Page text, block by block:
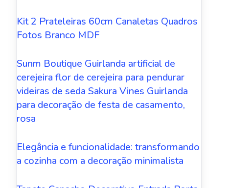
Kit 2 Prateleiras 60cm Canaletas Quadros
Fotos Branco MDF
Sunm Boutique Guirlanda artificial de
cerejeira flor de cerejeira para pendurar
videiras de seda Sakura Vines Guirlanda
para decoração de festa de casamento,
rosa
Elegância e funcionalidade: transformando
a cozinha com a decoração minimalista